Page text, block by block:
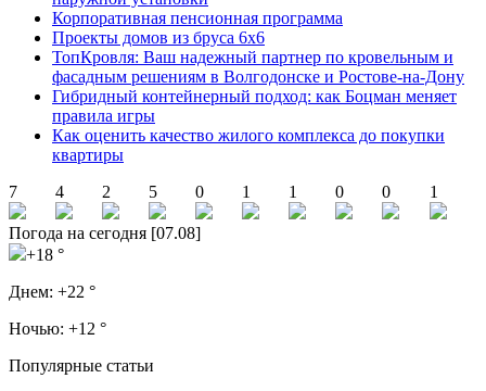
Корпоративная пенсионная программа
Проекты домов из бруса 6х6
ТопКровля: Ваш надежный партнер по кровельным и
фасадным решениям в Волгодонске и Ростове-на-Дону
Гибридный контейнерный подход: как Боцман меняет
правила игры
Как оценить качество жилого комплекса до покупки
квартиры
7
4 2 5 0 1 1 0 0 1
Погода на сегодня [07.08]
+18 °
Днем: +22 °
Ночью: +12 °
Популярные статьи